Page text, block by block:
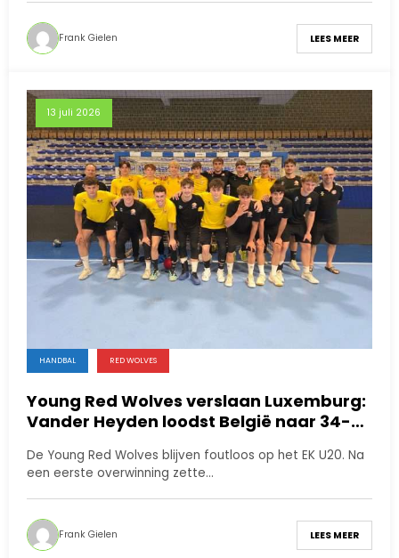
Frank Gielen LEES MEER
13 juli 2026
HANDBAL RED WOLVES
Young Red Wolves verslaan Luxemburg:
Vander Heyden loodst België naar 34-
De Young Red Wolves blijven foutloos op het EK U20. Na
een eerste overwinning zette…
Frank Gielen LEES MEER